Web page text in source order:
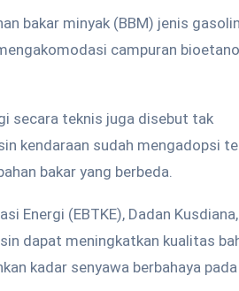
bakar minyak (BBM) jenis
campuran
secara teknis juga disebut tak
kendaraan sudah mengadopsi
bakar yang berbeda.
Energi (EBTKE), Dadan Kusdiana,
dapat meningkatkan kualitas
kadar senyawa berbahaya pada